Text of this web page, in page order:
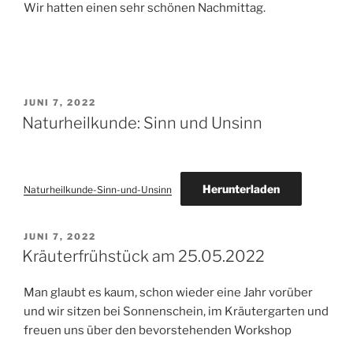
Wir hatten einen sehr schönen Nachmittag.
VERÖFFENTLICHT
AM
JUNI 7, 2022
Naturheilkunde: Sinn und Unsinn
Naturheilkunde-Sinn-und-Unsinn Herunterladen
VERÖFFENTLICHT
AM
JUNI 7, 2022
Kräuterfrühstück am 25.05.2022
Man glaubt es kaum, schon wieder eine Jahr vorüber
und wir sitzen bei Sonnenschein, im Kräutergarten und
freuen uns über den bevorstehenden Workshop